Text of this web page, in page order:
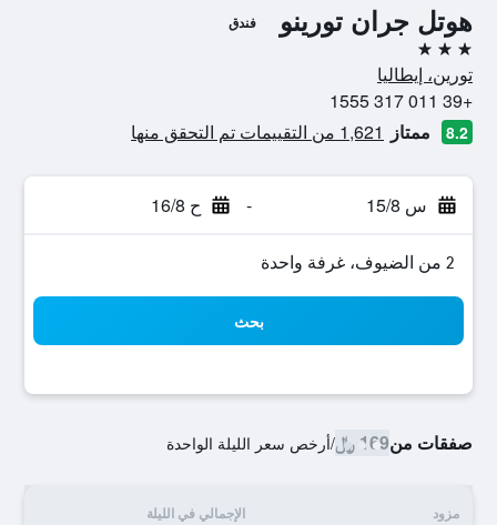
هوتل جران تورينو فندق
3 نجوم
تورين، إيطاليا
+39 011 317 1555
8.2 ممتاز 1,621 من التقييمات تم التحقق منها
س 15/8 - ح 16/8
2 من الضيوف، غرفة واحدة
بحث
صفقات من169 ﷼ /أرخص سعر الليلة الواحدة
مزود الإجمالي في الليلة